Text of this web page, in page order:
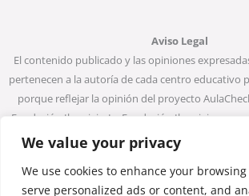
We value your privacy
We use cookies to enhance your
serve personalized ads or content, and
Aviso Legal
El contenido publicado y las opiniones
pertenecen a la autoría de cada centro educativo
porque reflejar la opinión del proyecto
Fundación Ibercivis. La Fundación Ibercivis no
todos los datos incluidos en las entradas de la
Ibercivis ni ninguna persona que actúe en su
responsable del uso que pueda darse a la